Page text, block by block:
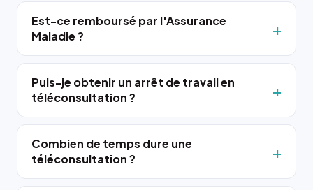
Est-ce remboursé par l'Assurance
Maladie ?
Puis-je obtenir un arrêt de travail en
téléconsultation ?
Combien de temps dure une
téléconsultation ?